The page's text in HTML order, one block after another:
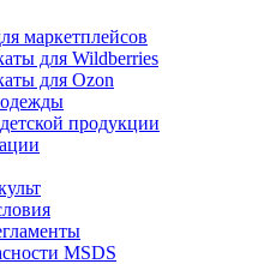
маркетплейсов
для Wildberries
для Ozon
продукции
MSDS